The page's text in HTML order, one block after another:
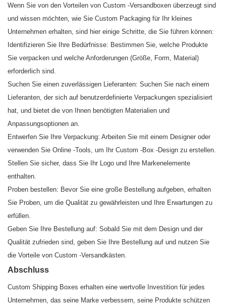
Wenn Sie von den Vorteilen von Custom -Versandboxen überzeugt sind
und wissen möchten, wie Sie Custom Packaging für Ihr kleines
Unternehmen erhalten, sind hier einige Schritte, die Sie führen können:
Identifizieren Sie Ihre Bedürfnisse: Bestimmen Sie, welche Produkte
Sie verpacken und welche Anforderungen (Größe, Form, Material)
erforderlich sind.
Suchen Sie einen zuverlässigen Lieferanten: Suchen Sie nach einem
Lieferanten, der sich auf benutzerdefinierte Verpackungen spezialisiert
hat, und bietet die von Ihnen benötigten Materialien und
Anpassungsoptionen an.
Entwerfen Sie Ihre Verpackung: Arbeiten Sie mit einem Designer oder
verwenden Sie Online -Tools, um Ihr Custom -Box -Design zu erstellen.
Stellen Sie sicher, dass Sie Ihr Logo und Ihre Markenelemente
enthalten.
Proben bestellen: Bevor Sie eine große Bestellung aufgeben, erhalten
Sie Proben, um die Qualität zu gewährleisten und Ihre Erwartungen zu
erfüllen.
Geben Sie Ihre Bestellung auf: Sobald Sie mit dem Design und der
Qualität zufrieden sind, geben Sie Ihre Bestellung auf und nutzen Sie
die Vorteile von Custom -Versandkästen.
Abschluss
Custom Shipping Boxes erhalten eine wertvolle Investition für jedes
Unternehmen, das seine Marke verbessern, seine Produkte schützen